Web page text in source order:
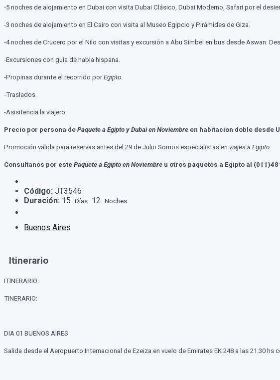
-5 noches de alojamiento en Dubai con visita Dubai Clásico, Dubai Moderno, Safari por el
-3 noches de alojamiento en El Cairo con visita al Museo Egipcio y Pirámides de Giza.
-4 noches de Crucero por el Nilo con visitas y excursión a Abu Simbel en bus desde Aswan.
-Excursiones con guía de habla hispana.
-Propinas durante el recorrido porEgipto.
-Traslados.
-Asisitencia la viajero.
Precio por persona de Paquete a Egipto y Dubai en Noviembre en habitacion doble desde
Promoción válida para reservas antes del 29 de Julio.Somos especialistas en viajes a Egipto
Consultanos por este Paquete a Egipto en Noviembre u otros paquetes a Egipto al
Código: JT3546
Duración: 15 Días 12 Noches
Buenos Aires
Itinerario
ITINERARIO:
TINERARIO:
DIA 01 BUENOS AIRES
Salida desde el Aeropuerto Internacional de Ezeiza en vuelo de Emirates EK 248 a las 21.30 hs